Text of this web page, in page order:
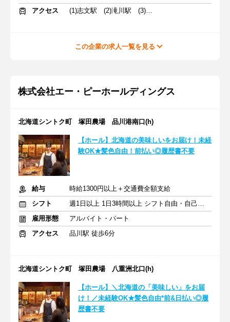
アクセス
(1)志文駅 (2)滝川駅 (3)福住駅
この企業の求人一覧を見る
株式会社エー・ピーホールディングス
北海道シントク町 塚田農場 品川港南口(h)
【ホール】北海道の美味しいをお届け！未経
験OK★髪色自由！前払い◎履歴書不要
給与
時給1300円以上＋交通費全額支給
シフト
週1日以上 1日3時間以上 シフト自由・自己申告
雇用形態
アルバイト・パート
アクセス
品川駅 徒歩6分
北海道シントク町 塚田農場 八重洲北口(h)
【ホール】＼北海道の「美味しい」をお届
け！／未経験OK★髪色自由*前&日払い◎履
歴書不要